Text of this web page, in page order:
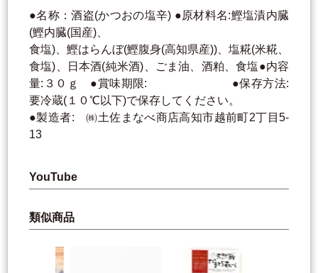
●名称：酒盗(かつおの塩辛) ●原材料名:鰹塩漬内臓
(鰹内臓(国産)、
食塩)、鰹はらんぼ(鰹腹身(高知県産))、塩糀(米糀、
食塩)、日本酒(純米酒)、ごま油、酒粕、食塩●内容
量:３０ｇ ●賞味期限: ●保存方法:
要冷蔵(１０℃以下)で保存してください。
●製造者: ㈱土佐まなべ商店高知市越前町2丁目5-
13
YouTube
類似商品